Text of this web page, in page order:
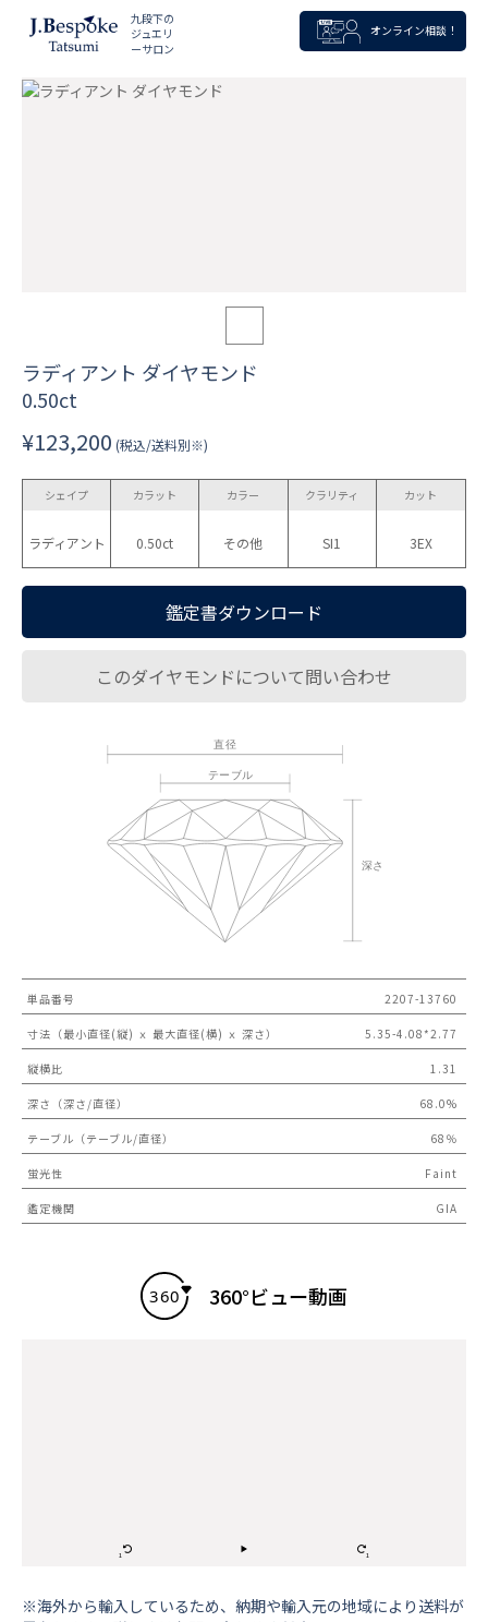
九段下の
ジュエリ
ーサロン
オンライン相談！
ラディアント ダイヤモンド
0.50ct
¥123,200 (税込/送料別※)
シェイプ
ラディアント
カラット
0.50ct
カラー
その他
クラリティ
SI1
カット
3EX
鑑定書ダウンロード
このダイヤモンドについて問い合わせ
単品番号 2207-13760
寸法（最小直径(縦) ｘ 最大直径(横) ｘ 深さ） 5.35-4.08*2.77
縦横比 1.31
深さ（深さ/直径） 68.0%
テーブル（テーブル/直径） 68％
蛍光性 Faint
鑑定機関 GIA
360°ビュー動画
※海外から輸⼊しているため、納期や輸⼊元の地域により送料が